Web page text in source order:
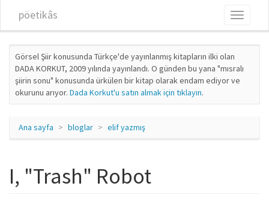
pöetikâs
Toggle
Görsel Şiir konusunda Türkçe'de yayınlanmış kitapların ilki olan
DADA KORKUT, 2009 yılında yayınlandı. O günden bu yana "mısralı
şiirin sonu" konusunda ürkülen bir kitap olarak endam ediyor ve
okurunu arıyor. Dada Korkut'u satın almak için tıklayın.
Ana sayfa bloglar elif yazmış
I, "Trash" Robot